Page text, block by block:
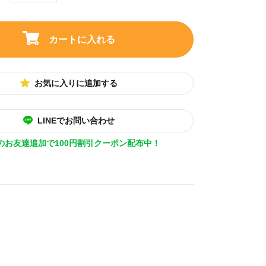
カートに入れる
お気に入りに追加する
LINEでお問い合わせ
お友達追加で100円割引クーポン配布中！